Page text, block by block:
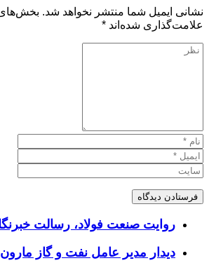
نشانی ایمیل شما منتشر نخواهد شد. بخش‌های
علامت‌گذاری شده‌اند *
روایت صنعت فولاد،‌ رسالت
دیدار مدیر عامل نفت و گاز مارون